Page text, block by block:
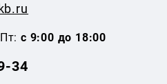
с 9:00 до 18:00
34